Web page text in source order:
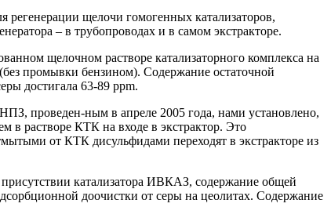
регенерации щелочи гомогенных катализаторов,
– в трубопроводах и в самом экстракторе.
щелочном растворе катализаторного комплекса на
(без промывки бензином). Содержание остаточной
достигала 63-89 ррm.
проведен-ным в апреле 2005 года, нами установлено,
в растворе КТК на входе в экстрактор. Это
от КТК дисульфидами переходят в экстракторе из
катализатора ИВКАЗ, содержание общей
доочистки от серы на цеолитах. Содержание